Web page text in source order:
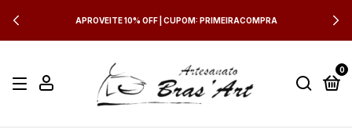
APROVEITE 10% OFF | CUPOM: PRIMEIRACOMPRA
0